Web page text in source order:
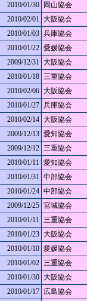
2010/01/30
岡山協会
2010/02/01 大阪協会
2010/01/03 兵庫協会
2010/01/22 愛媛協会
2009/12/31 大阪協会
2010/01/18 三重協会
2010/02/06 大阪協会
2010/01/27 兵庫協会
2010/02/14 大阪協会
2009/12/13 愛知協会
2009/12/12 三重協会
2010/01/11 愛知協会
2010/01/31 中部協会
2010/01/24 中部協会
2009/12/25 宮城協会
2010/01/11 三重協会
2010/01/23 大阪協会
2010/01/10 愛媛協会
2010/01/02 三重協会
2010/01/30 大阪協会
2010/01/17 広島協会